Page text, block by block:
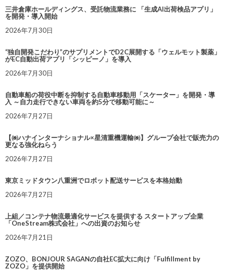
三井倉庫ホールディングス、受託物流業務に 「生成AI出荷検品アプリ」
を開発・導入開始
2026年7月30日
“独自開発こだわり”のサプリメントでD2C展開する「ウェルモット製薬」
がEC自動出荷アプリ「シッピーノ」を導入
2026年7月30日
自動車船の荷役中断を抑制する自動車移動用「スケーター」を開発・導
入 ～自力走行できない車両を約5分で移動可能に～
2026年7月27日
【㈱ハナインターナショナル×星清重機運輸㈱】グループ会社で販売力の
更なる強化ねらう
2026年7月27日
東京ミッドタウン八重洲でロボット配送サービスを本格始動
2026年7月27日
上組／コンテナ物流最適化サービスを提供する スタートアップ企業
「OneStream株式会社」への出資のお知らせ
2026年7月21日
ZOZO、BONJOUR SAGANの自社EC拡大に向け「Fulfillment by
ZOZO」を提供開始